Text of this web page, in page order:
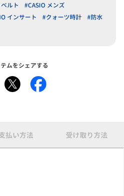
ルト
#CASIO メンズ
インサート #クォーツ時計
#防水
ムをシェアする
払い方法 受け取り方法